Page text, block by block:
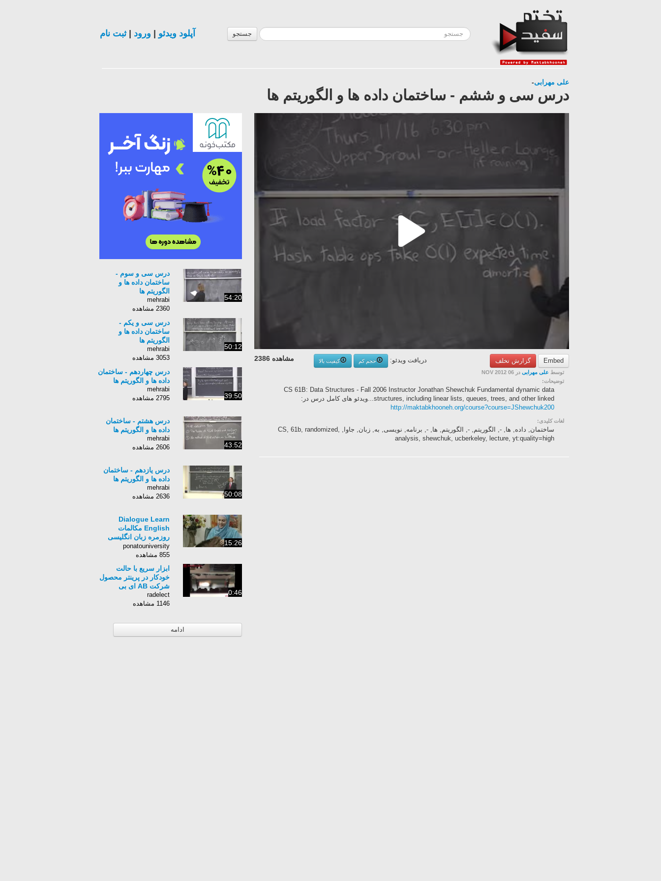
جستجو آپلود ویدئو ورود |ثبت نام
علی مهرابی-
درس سی و ششم - ساختمان داده ها و الگوریتم ها
Embed گزارش تخلف مشاهده 2386 دریافت ویدئو: حجم کم
کیفیت بالا
توسط علی مهرابی در 06 NOV 2012
توضیحات:
CS 61B: Data Structures - Fall 2006 Instructor Jonathan Shewchuk Fundamental dynamic data
structures, including linear lists, queues, trees, and other linked...ویدئو های کامل درس در:
http://maktabkhooneh.org/course?course=JShewchuk200
لغات کلیدی:
ساختمان, داده, ها, -, الگوریتم, -, الگوریتم, ها, -, برنامه, نویسی, به, زبان, جاوا, CS, 61b, randomized,
analysis, shewchuk, ucberkeley, lecture, yt:quality=high
54:20
درس سی و سوم -
ساختمان داده ها و
الگوریتم ها
mehrabi
2360 مشاهده
50:12
درس سی و یکم -
ساختمان داده ها و
الگوریتم ها
mehrabi
3053 مشاهده
39:50
درس چهاردهم - ساختمان
داده ها و الگوریتم ها
mehrabi
2795 مشاهده
43:52
درس هشتم - ساختمان
داده ها و الگوریتم ها
mehrabi
2606 مشاهده
50:08
درس یازدهم - ساختمان
داده ها و الگوریتم ها
mehrabi
2636 مشاهده
15:26
Dialogue Learn
English مکالمات
روزمره زبان انگلیسی
دیالوگ S1E68
ponatouniversity
855 مشاهده
0:46
ابزار سریع با حالت
خودکار در پرینتر محصول
شرکت AB ای بی
radelect
1146 مشاهده
ادامه